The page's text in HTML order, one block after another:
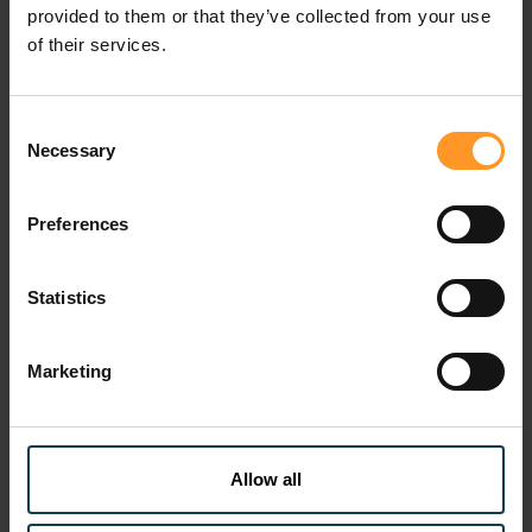
provided to them or that they’ve collected from your use
of their services.
Selection
Necessary
Preferences
Statistics
Marketing
Allow all
Dimensions Reporting Carbone Classique
Analyse Historique et descriptive.
Déconnecté des enjeux
Initiative isolée.
Les Bénéfices : une transition
énergétique mesurable et rentable